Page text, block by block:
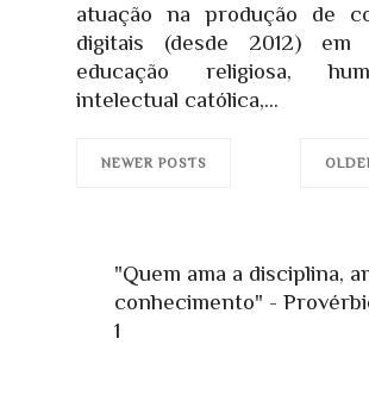
atuação na produção de
digitais (desde 2012)
educação religiosa,
intelectual católica,...
NEWER POSTS
"Quem ama a disciplina,
conhecimento" -
1